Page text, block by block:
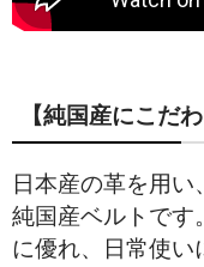
【純国産にこだ
日本産の革を用
純国産ベルトです
に優れ、日常使い